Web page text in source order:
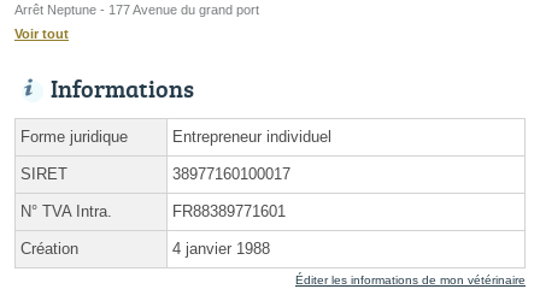
Arrêt Neptune - 177 Avenue du grand port
Voir tout
Informations
Forme juridique Entrepreneur individuel
SIRET 38977160100017
N° TVA Intra. FR88389771601
Création 4 janvier 1988
Éditer les informations de mon vétérinaire